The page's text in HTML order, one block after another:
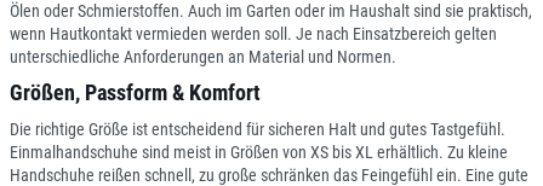
Ölen oder Schmierstoffen. Auch im Garten oder im Haushalt sind sie praktisch,
wenn Hautkontakt vermieden werden soll. Je nach Einsatzbereich gelten
unterschiedliche Anforderungen an Material und Normen.
Größen, Passform & Komfort
Die richtige Größe ist entscheidend für sicheren Halt und gutes Tastgefühl.
Einmalhandschuhe sind meist in Größen von XS bis XL erhältlich. Zu kleine
Handschuhe reißen schnell, zu große schränken das Feingefühl ein. Eine gute